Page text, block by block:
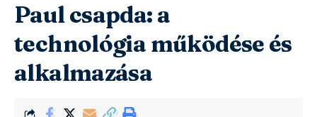
Paul csapda: a
technológia működése és
alkalmazása